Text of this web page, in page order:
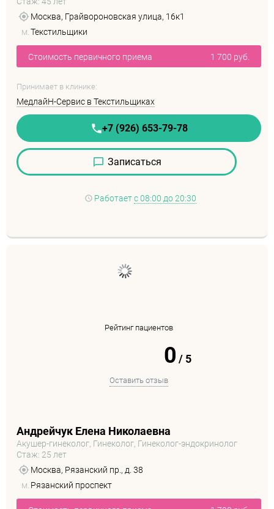
Москва, Грайвороновская улица, 16к1
м. Текстильщики
Стоимость первичного приема 1 700 руб.
Принимает в клинике:
МедлайН-Сервис в Текстильщиках
+7 (926) 653-79-78
Записаться
Работает с 08:00 до 20:30
Рейтинг пациентов
0 /5
Оставить отзыв
Андрейчук Елена Николаевна
Акушер-гинеколог, Гинеколог, Гинеколог-эндокринолог
Стаж: 25 лет
Москва, Рязанский пр., д. 38
м. Рязанский проспект